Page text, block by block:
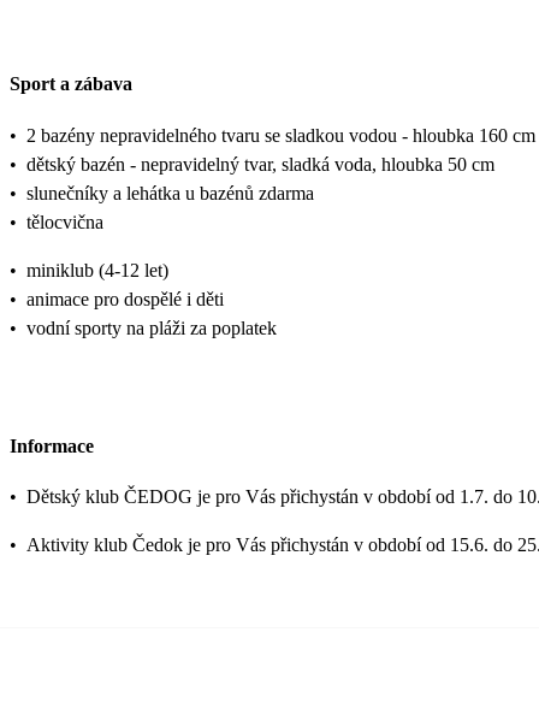
Sport a zábava
• 2 bazény nepravidelného tvaru se sladkou vodou - hloubka 160
• dětský bazén - nepravidelný tvar, sladká voda, hloubka 50 cm
• slunečníky a lehátka u bazénů zdarma
• tělocvična
• miniklub (4-12 let)
• animace pro dospělé i děti
• vodní sporty na pláži za poplatek
Informace
• Dětský klub ČEDOG je pro Vás přichystán v období od 1.7. do
• Aktivity klub Čedok je pro Vás přichystán v období od 15.6. do